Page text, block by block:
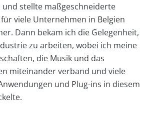
stellte maßgeschneiderte
viele Unternehmen in Belgien
Dann bekam ich die Gelegenheit,
zu arbeiten, wobei ich meine
die Musik und das
miteinander verband und viele
und Plug-ins in diesem